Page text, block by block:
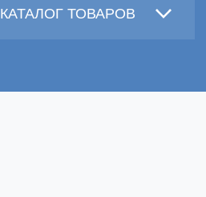
КАТАЛОГ ТОВАРОВ